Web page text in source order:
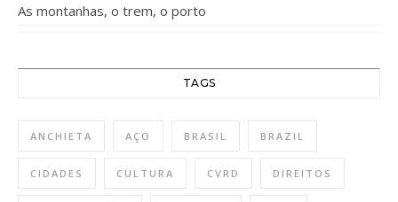
As montanhas, o trem, o porto
TAGS
ANCHIETA AÇO BRASIL BRAZIL
CIDADES CULTURA CVRD DIREITOS